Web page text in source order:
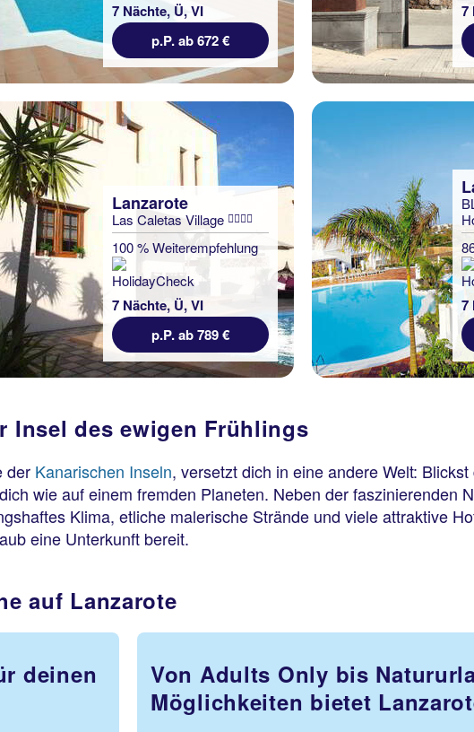
7 Nächte, Ü, VI
p.P. ab 672 €
7
Lanzarote
Las Caletas Village
100 % Weiterempfehlung
7 Nächte, Ü, VI
p.P. ab 789 €
7
Insel des ewigen Frühlings
der Kanarischen Inseln, versetzt dich in eine andere Welt:
wie auf einem fremden Planeten. Neben der faszinierenden
Klima, etliche malerische Strände und viele attraktive
eine Unterkunft bereit.
auf Lanzarote
deinen
Von Adults Only bis
Möglichkeiten bietet